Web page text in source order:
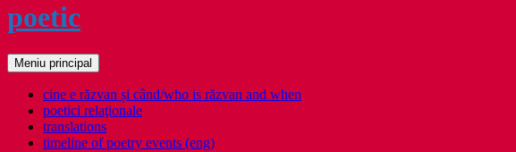
poetic
Caută
Meniu principal
cine e răzvan și când/who is răzvan and when
poetici relaţionale
translations
timeline of poetry events (eng)